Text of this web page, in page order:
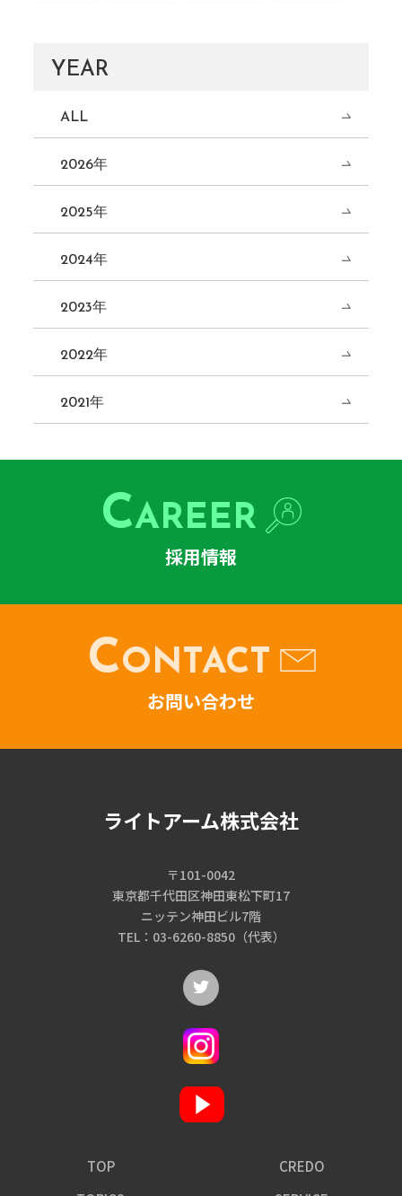
YEAR
ALL
2026年
2025年
2024年
2023年
2022年
2021年
CAREER
採用情報
CONTACT
お問い合わせ
ライトアーム株式会社
〒101-0042
東京都千代田区神田東松下町17
ニッテン神田ビル7階
TEL：03-6260-8850（代表）
TOP
CREDO